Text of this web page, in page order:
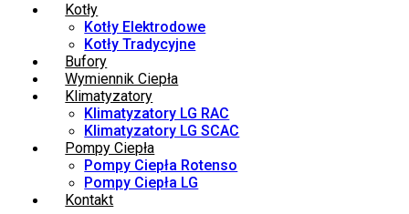
Kotły
Kotły Elektrodowe
Kotły Tradycyjne
Bufory
Wymiennik Ciepła
Klimatyzatory
Klimatyzatory LG RAC
Klimatyzatory LG SCAC
Pompy Ciepła
Pompy Ciepła Rotenso
Pompy Ciepła LG
Kontakt